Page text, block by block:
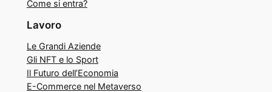
Come si entra?
Lavoro
Le Grandi Aziende
Gli NFT e lo Sport
Il Futuro dell’Economia
E-Commerce nel Metaverso